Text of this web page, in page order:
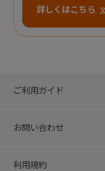
詳しくはこちら
ご利用ガイド
お問い合わせ
利用規約